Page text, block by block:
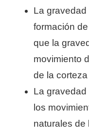
La
formación
que la
movimiento
de la
La
los
naturales de